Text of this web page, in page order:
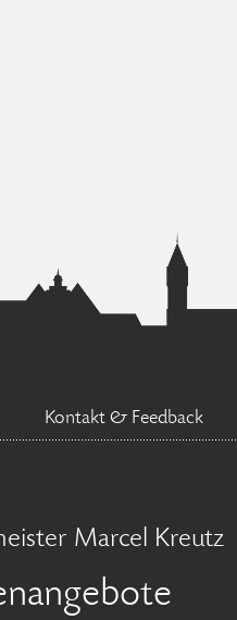
Kontakt & Feedback
Marcel Kreutz